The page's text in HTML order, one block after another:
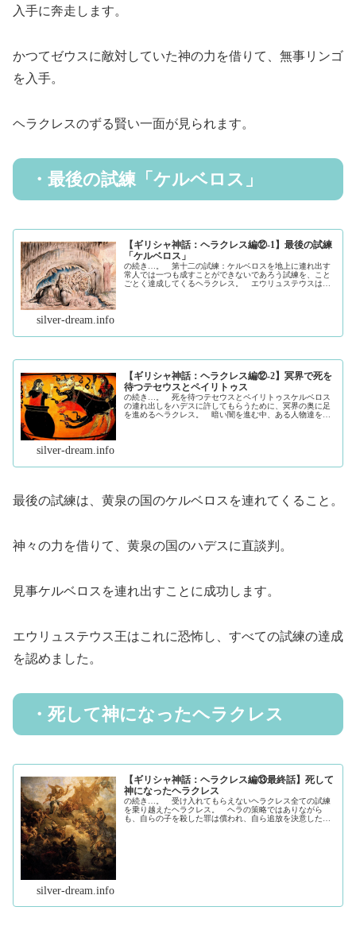
入手に奔走します。
かつてゼウスに敵対していた神の力を借りて、無事リンゴ
を入手。
ヘラクレスのずる賢い一面が見られます。
・最後の試練「ケルベロス」
【ギリシャ神話：ヘラクレス編⑫-1】最後の試練
「ケルベロス」
の続き…。 第十二の試練：ケルベロスを地上に連れ出す
常人では一つも成すことができないであろう試練を、こと
ごとく達成してくるヘラクレス。 エウリュステウスは、
silver-dream.info
【ギリシャ神話：ヘラクレス編⑫-2】冥界で死を
待つテセウスとペイリトゥス
の続き…。 死を待つテセウスとペイリトゥスケルベロス
の連れ出しをハデスに許してもらうために、冥界の奥に足
を進めるヘラクレス。 暗い闇を進む中、ある人物達を発
silver-dream.info
最後の試練は、黄泉の国のケルベロスを連れてくること。
神々の力を借りて、黄泉の国のハデスに直談判。
見事ケルベロスを連れ出すことに成功します。
エウリュステウス王はこれに恐怖し、すべての試練の達成
を認めました。
・死して神になったヘラクレス
【ギリシャ神話：ヘラクレス編⑬最終話】死して
神になったヘラクレス
の続き…。 受け入れてもらえないヘラクレス全ての試練
を乗り越えたヘラクレス。 ヘラの策略ではありながら
も、自らの子を殺した罪は償われ、自ら追放を決意した国
silver-dream.info